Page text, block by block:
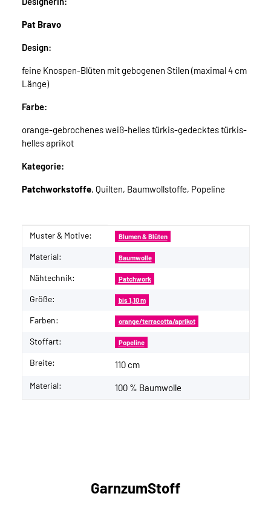
Pat Bravo
Design:
feine Knospen-Blüten mit gebogenen Stilen (maximal 4 cm
Länge)
Farbe:
orange-gebrochenes weiß-helles türkis-gedecktes türkis-
helles aprikot
Kategorie:
Patchworkstoffe, Quilten, Baumwollstoffe, Popeline
Produkteigenschaft
Wert
Muster & Motive: Blumen & Blüten
Material: Baumwolle
Nähtechnik: Patchwork
Größe: bis 1,10 m
Farben: orange/terracotta/aprikot
Stoffart: Popeline
Breite: 110 cm
Material: 100 % Baumwolle
GarnzumStoff